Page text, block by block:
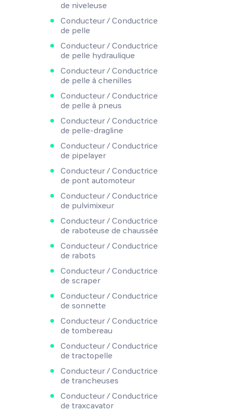
de niveleuse
Conducteur / Conductrice
de pelle
Conducteur / Conductrice
de pelle hydraulique
Conducteur / Conductrice
de pelle à chenilles
Conducteur / Conductrice
de pelle à pneus
Conducteur / Conductrice
de pelle-dragline
Conducteur / Conductrice
de pipelayer
Conducteur / Conductrice
de pont automoteur
Conducteur / Conductrice
de pulvimixeur
Conducteur / Conductrice
de raboteuse de chaussée
Conducteur / Conductrice
de rabots
Conducteur / Conductrice
de scraper
Conducteur / Conductrice
de sonnette
Conducteur / Conductrice
de tombereau
Conducteur / Conductrice
de tractopelle
Conducteur / Conductrice
de trancheuses
Conducteur / Conductrice
de traxcavator